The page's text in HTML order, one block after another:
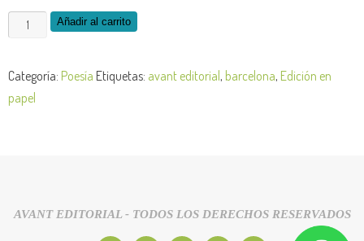
Añadir al carrito
Categoría: Poesía Etiquetas: avant editorial, barcelona, Edición en
papel
AVANT EDITORIAL - TODOS LOS DERECHOS RESERVADOS